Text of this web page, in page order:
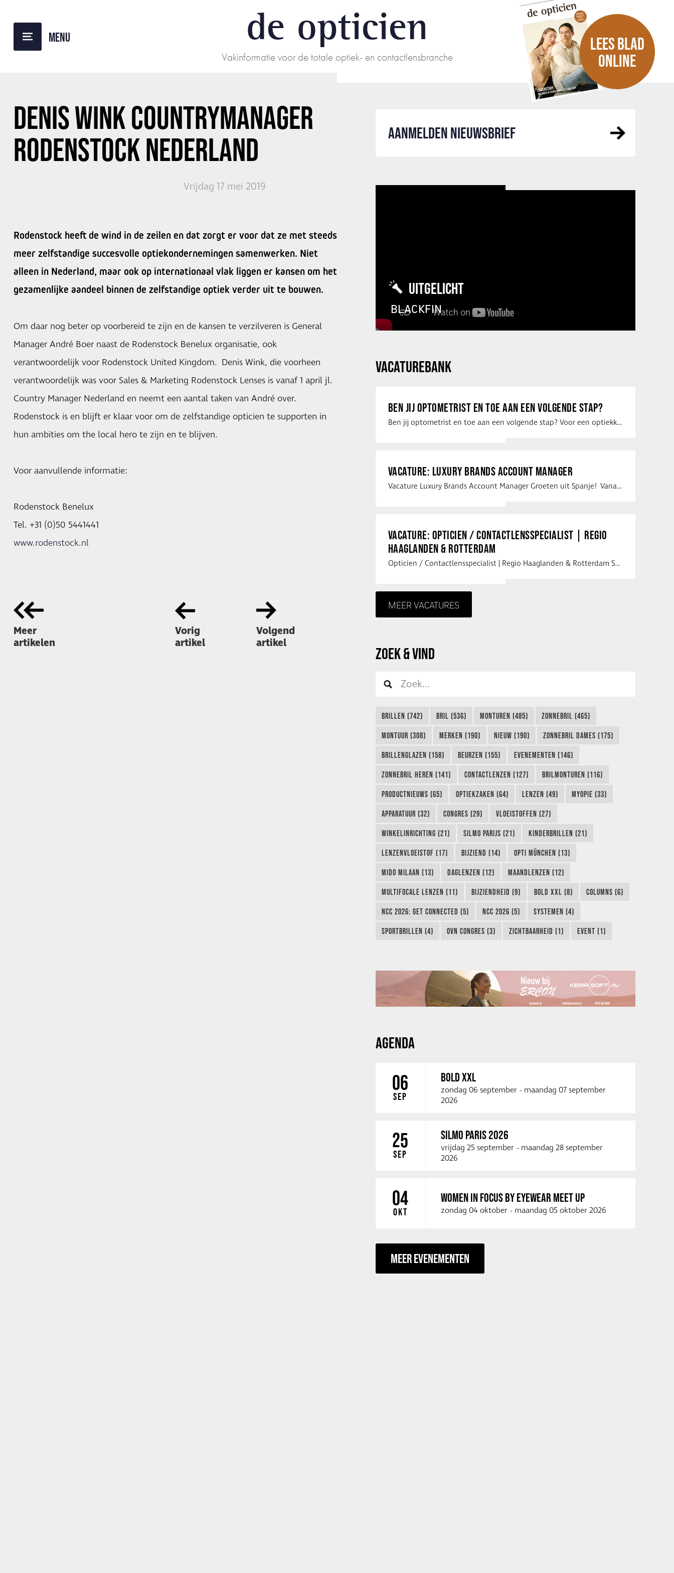
de opticien
Vakinformatie voor de totale optiek- en contactlensbranche
LEES BLAD
ONLINE
DENIS WINK COUNTRYMANAGER
RODENSTOCK NEDERLAND
Vrijdag 17 mei 2019
Rodenstock heeft de wind in de zeilen en dat zorgt er voor dat ze met steeds
meer zelfstandige succesvolle optiekondernemingen samenwerken. Niet
alleen in Nederland, maar ook op internationaal vlak liggen er kansen om het
gezamenlijke aandeel binnen de zelfstandige optiek verder uit te bouwen.
Om daar nog beter op voorbereid te zijn en de kansen te verzilveren is General
Manager André Boer naast de Rodenstock Benelux organisatie, ook
verantwoordelijk voor Rodenstock United Kingdom. Denis Wink, die voorheen
verantwoordelijk was voor Sales & Marketing Rodenstock Lenses is vanaf 1 april jl.
Country Manager Nederland en neemt een aantal taken van André over.
Rodenstock is en blijft er klaar voor om de zelfstandige opticien te supporten in
hun ambities om the local hero te zijn en te blijven.
Voor aanvullende informatie:
Rodenstock Benelux
Tel. +31 (0)50 5441441
www.rodenstock.nl
Meer
artikelen
Vorig
artikel
Volgend
artikel
AANMELDEN NIEUWSBRIEF
UITGELICHT
BLACKFIN
VACATUREBANK
BEN JIJ OPTOMETRIST EN TOE AAN EEN VOLGENDE STAP?
Ben jij optometrist en toe aan een volgende stap? Voor een optiekketen is Eye …
VACATURE: LUXURY BRANDS ACCOUNT MANAGER
Vacature Luxury Brands Account Manager Groeten uit Spanje! Vanaf mijn …
VACATURE: OPTICIEN / CONTACTLENSSPECIALIST | REGIO
HAAGLANDEN & ROTTERDAM
Opticien / Contactlensspecialist | Regio Haaglanden & Rotterdam Saludos uit …
MEER VACATURES
ZOEK & VIND
BRILLEN (742) BRIL (536) MONTUREN (485) ZONNEBRIL (465)
MONTUUR (308) MERKEN (190) NIEUW (190) ZONNEBRIL DAMES (175)
BRILLENGLAZEN (158) BEURZEN (155) EVENEMENTEN (146)
ZONNEBRIL HEREN (141) CONTACTLENZEN (127) BRILMONTUREN (116)
PRODUCTNIEUWS (65) OPTIEKZAKEN (64) LENZEN (49) MYOPIE (33)
APPARATUUR (32) CONGRES (29) VLOEISTOFFEN (27)
WINKELINRICHTING (21) SILMO PARIJS (21) KINDERBRILLEN (21)
LENZENVLOEISTOF (17) BIJZIEND (14) OPTI MÜNCHEN (13)
MIDO MILAAN (13) DAGLENZEN (12) MAANDLENZEN (12)
MULTIFOCALE LENZEN (11) BIJZIENDHEID (9) BOLD XXL (8) COLUMNS (6)
NCC 2026: GET CONNECTED (5) NCC 2026 (5) SYSTEMEN (4)
SPORTBRILLEN (4) OVN CONGRES (3) ZICHTBAARHEID (1) EVENT (1)
AGENDA
06
SEP
BOLD XXL
zondag 06 september - maandag 07 september
2026
25
SEP
SILMO PARIS 2026
vrijdag 25 september - maandag 28 september
2026
04
OKT
WOMEN IN FOCUS BY EYEWEAR MEET UP
zondag 04 oktober - maandag 05 oktober 2026
MEER EVENEMENTEN